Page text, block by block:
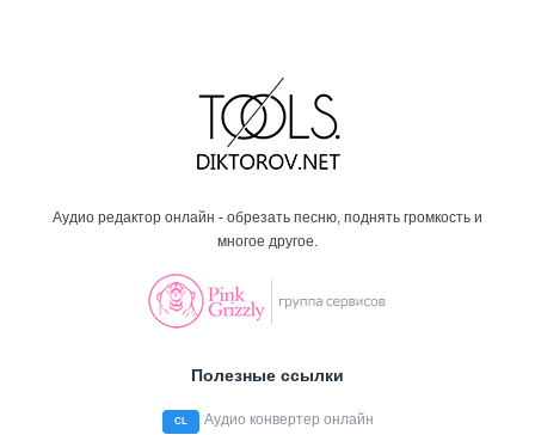
Аудио редактор онлайн - обрезать песню, поднять громкость и
многое другое.
Полезные ссылки
CL Аудио конвертер онлайн